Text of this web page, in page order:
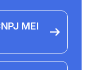
MEI